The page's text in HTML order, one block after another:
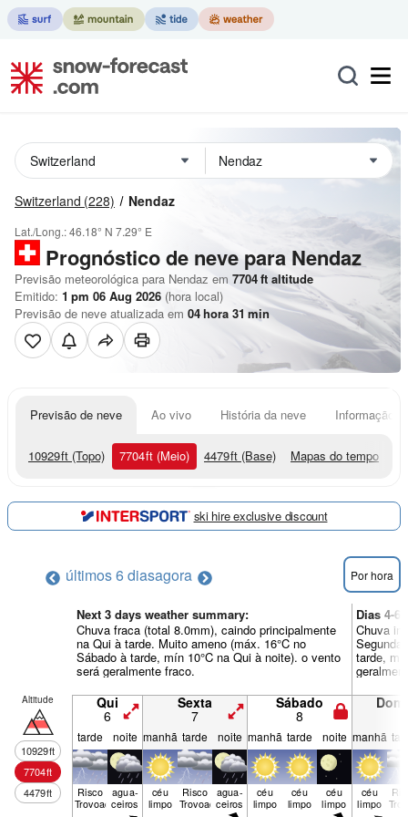
Switzerland (228) Nendaz
Lat./Long.:46.18° N 7.29° E
Prognóstico de neve para Nendaz
Previsão meteorológica para Nendaz em 7704ft altitude
Emitido: 1 pm 06 Aug 2026 (hora local)
Previsão de neve atualizada em 04hora 31 min
Previsão de neve Ao vivo História da neve Informação
10929ft (Topo) 7704ft (Meio) 4479ft (Base) Mapas do tempo
ski hire exclusive discount
últimos 6 diasagora Por hora
Next 3 days weather summary:
Chuva fraca (total 8.0mm), caindo principalmente
na Qui à tarde. Muito ameno (máx. 16°C no
Sábado à tarde, mín 10°C na Qui à noite). o vento
será geralmente fraco.
Dias 4-6
Chuva
Segunda
tarde,
Altitude
10929ft
7704ft
4479ft
Qui
6
Sexta
7
Sábado
8
tarde noite manhã tarde noite manhã tarde noite manhã
Risco
Trovoada
agua­
ceiros
céu
limpo
Risco
Trovoada
agua­
ceiros
céu
limpo
céu
limpo
céu
limpo
céu
limpo